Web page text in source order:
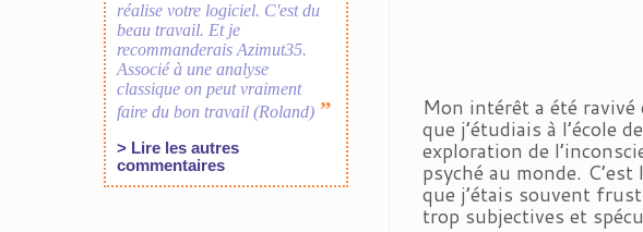
Mon intérêt a été ravivé
que j’étudiais à l’école
exploration de
psyché au monde.
que j’étais souvent
trop subjectives et